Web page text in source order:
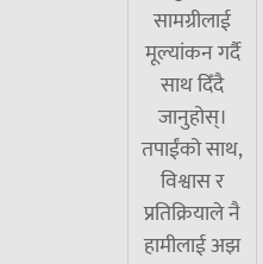
सामग्रीलाई
मूल्यांकन गर्दै
साथ दिँदै
जानुहोस्।
तपाईंको साथ,
विश्वास र
प्रतिक्रियाले नै
हामीलाई अझ